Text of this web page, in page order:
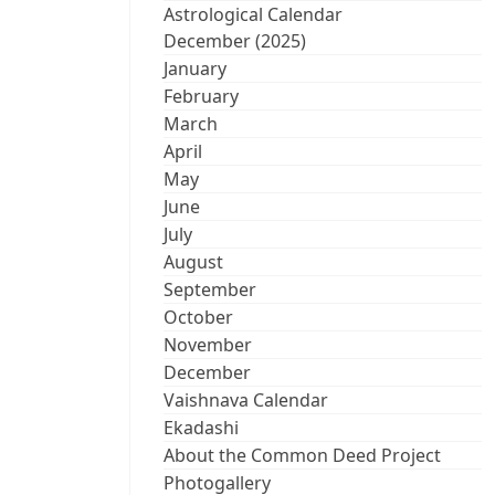
Astrological Calendar
December (2025)
January
February
March
April
May
June
July
August
September
October
November
December
Vaishnava Calendar
Ekadashi
About the Common Deed Project
Photogallery